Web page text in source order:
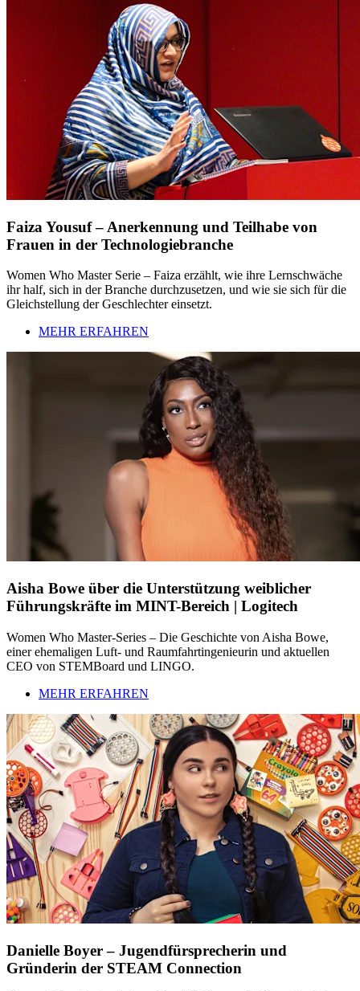
Faiza Yousuf – Anerkennung und Teilhabe von
Frauen in der Technologiebranche
Women Who Master Serie – Faiza erzählt, wie ihre Lernschwäche
ihr half, sich in der Branche durchzusetzen, und wie sie sich für die
Gleichstellung der Geschlechter einsetzt.
MEHR ERFAHREN
Aisha Bowe über die Unterstützung weiblicher
Führungskräfte im MINT-Bereich | Logitech
Women Who Master-Series – Die Geschichte von Aisha Bowe,
einer ehemaligen Luft- und Raumfahrtingenieurin und aktuellen
CEO von STEMBoard und LINGO.
MEHR ERFAHREN
Danielle Boyer – Jugendfürsprecherin und
Gründerin der STEAM Connection